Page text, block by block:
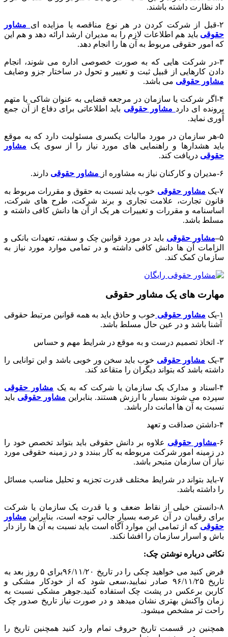
داد نظارت داشته باشند.
۲-قبل از شرکت کردن در هر نوع مناقصه یا مزایده ای
مشاور
حقوقی باید هم اطلاعات لازم را به مدیران ارشد ارائه دهد و هم این
که امور حقوقی مربوط به آن ها را انجام دهد.
۳-در شرکت هایی که به صورت خصوصی اداره می شوند، انجام
دادن کارهایی از قبیل ثبت و تغییر و تحول در ساختار جزو وضایف
مشاور حقوقی می باشد.
۴-اگر شرکت یا سازمان در مرجعه قضایی به عنوان شاکی یا متهم
پرونده ای دارد مشاور حقوقی باید اطلاعاتی برای دفاع از آن جمع
آوری نماید.
۵-هر سازمان در مورد مالیات یکسری مسئولیت دارد که به موقع
باید هشدارها و راهنمایی های مورد نیاز را از سوی یک مشاور
حقوقی دریافت کند.
۶-مدیران و کارکنان نیاز به مشاوره از مشاور حقوقی دارند.
۷-یک مشاور حقوقی خوب باید نسبت به حقوق و مقررات مربوط به
قانون تجارت، علامت تجاری و برند شرکت، طرح های شرکت،
اساسنامه و مقررات و تغییرات هر یک از آن ها دانش کافی داشته و
مسلط باشد.
۵–مشاور حقوقی باید در مورد قوانین چک و سفته، تعهدات بانکی و
الزامات آن ها دانش کافی داشته و در تمامی موارد مورد نیاز به
سازمان کمک کند.
مهارت های یک مشاور حقوقی
۱-یک مشاور حقوقی خوب و حاذق باید به همه قوانین مرتبط حقوقی
آشنا باشد و در عین حال مسلط باشد.
۲- اتخاذ تصمیم درست و به موقع در شرایط مهم و حساس
۳-یک مشاور حقوقی خوب باید سخن ور خوبی باشد و این توانایی را
داشته باشد که بتواند دیگران را متقاعد کند.
۴-اسناد و مدارک یک سازمان یا شرکت که به یک
مشاور حقوقی
سپرده می شوند بسیار با ارزش هستند. بنابراین مشاور حقوقی باید
نسبت به آن ها امانت دار باشد.
۴-داشتن صداقت و تعهد
۶- مشاور حقوقی علاوه بر دانش حقوقی باید بتواند تخصص خود را
در زمینه امور شرکت مربوطه به کار ببندد و در زمینه حقوقی مورد
نیاز آن سازمان متبحر باشد.
۷-باید بتواند در شرایط مختلف قدرت تجزیه و تحلیل مناسب مسائل
را داشته باشد.
۸-دانستن خیلی از نقاط ضعف و یا قدرت یک سازمان یا شرکت
برای رقیبان در آن عرصه بسیار جالب توجه است، بنابراین مشاور
حقوقی که از تمامی این موارد آگاه است باید نسبت به آن ها راز دار
باش و اسرار سازمان را افشا نکند.
نکاتی درباره نوشتن چک:
فرض کنید می خواهید چکی را در تاریخ ۹۶/۱۱/۲۰برای ۵ روز بعد به
تاریخ ۹۶/۱۱/۲۵ صادر نمایید،سعی شود که از خودکار مشکی و
کاربن برعکس در پشت چک استفاده کنید.جوهر مشکی نسبت به
زمان واکنش بهتری نشان میدهد و در صورت نیاز تاریخ صدور چک
راحت تر مشخص میشود.
همچنین در قسمت تاریخ حروف تمام وارد کنید همچنین تاریخ را